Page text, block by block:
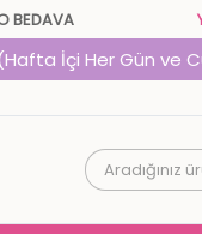
İçi Her Gün ve